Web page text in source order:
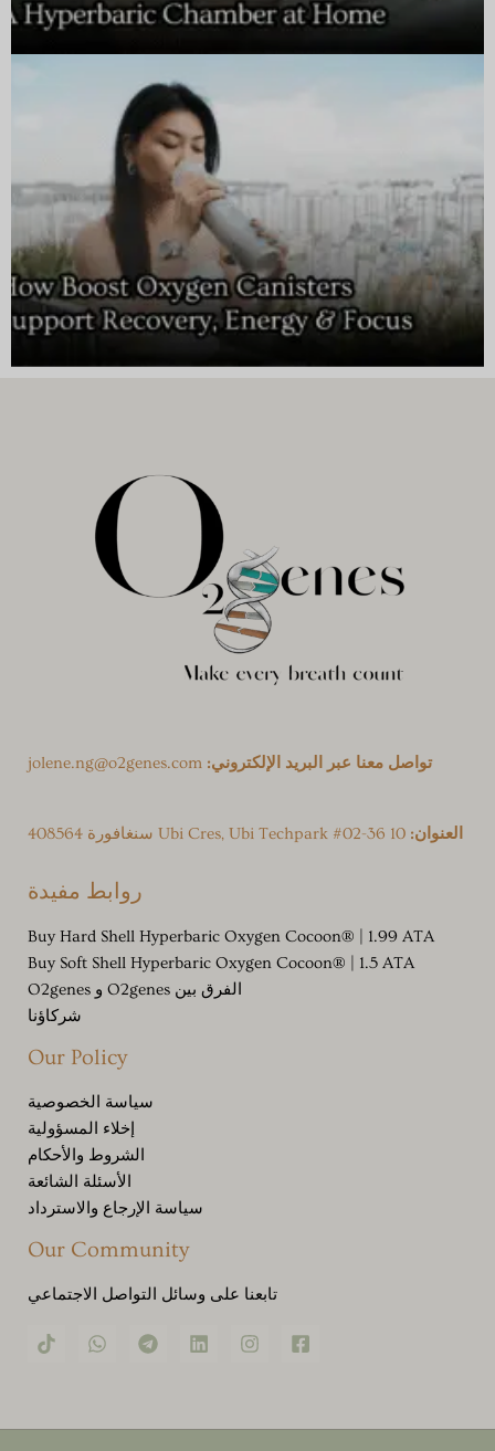
تواصل معنا عبر البريد الإلكتروني: jolene.ng@o2genes.com
العنوان: 10 Ubi Cres, Ubi Techpark #02-36 سنغافورة 408564
روابط مفيدة
Buy Hard Shell Hyperbaric Oxygen Cocoon® | 1.99 ATA
Buy Soft Shell Hyperbaric Oxygen Cocoon® | 1.5 ATA
الفرق بين O2genes و O2genes
شركاؤنا
Our Policy
سياسة الخصوصية
إخلاء المسؤولية
الشروط والأحكام
الأسئلة الشائعة
سياسة الإرجاع والاسترداد
Our Community
تابعنا على وسائل التواصل الاجتماعي